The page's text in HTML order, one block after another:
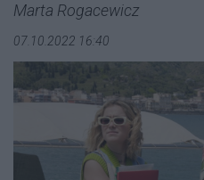
Marta Rogacewicz
07.10.2022 16:40